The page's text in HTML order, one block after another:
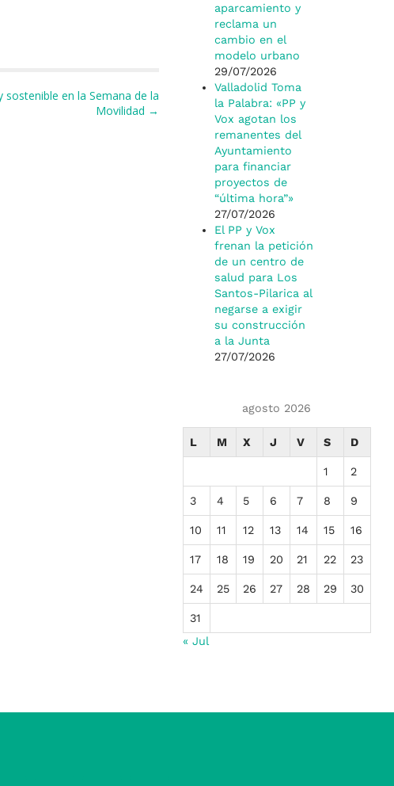
sostenible en la Semana de la
Movilidad →
aparcamiento y
reclama un
cambio en el
modelo urbano
29/07/2026
Valladolid Toma
la Palabra: «PP y
Vox agotan los
remanentes del
Ayuntamiento
para financiar
proyectos de
“última hora”»
27/07/2026
El PP y Vox
frenan la petición
de un centro de
salud para Los
Santos-Pilarica al
negarse a exigir
su construcción
a la Junta
27/07/2026
agosto 2026
L M X J V S D
1 2
3 4 5 6 7 8 9
10 11 12 13 14 15 16
17 18 19 20 21 22 23
24 25 26 27 28 29 30
31
« Jul